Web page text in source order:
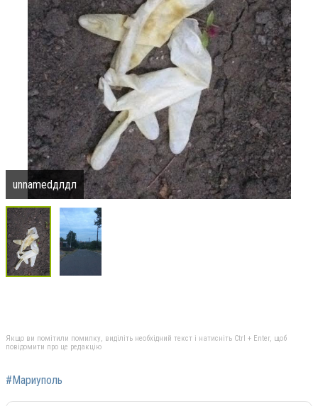
unnamedдлдл
Якщо ви помітили помилку, виділіть необхідний текст і натисніть Ctrl + Enter, щоб
повідомити про це редакцію
#Мариуполь